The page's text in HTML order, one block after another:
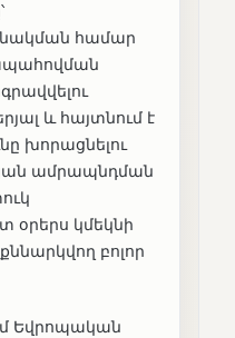
համար
և հայտնում է
խորացնելու
ամրապնդման
օրերս կմեկնի
բոլոր
Եվրոպական